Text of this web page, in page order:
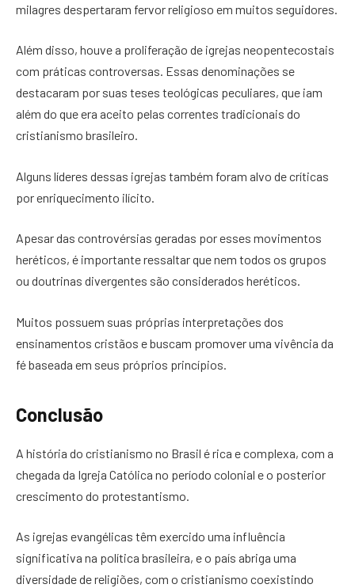
milagres despertaram fervor religioso em muitos seguidores.
Além disso, houve a proliferação de igrejas neopentecostais
com práticas controversas. Essas denominações se
destacaram por suas teses teológicas peculiares, que iam
além do que era aceito pelas correntes tradicionais do
cristianismo brasileiro.
Alguns líderes dessas igrejas também foram alvo de críticas
por enriquecimento ilícito.
Apesar das controvérsias geradas por esses movimentos
heréticos, é importante ressaltar que nem todos os grupos
ou doutrinas divergentes são considerados heréticos.
Muitos possuem suas próprias interpretações dos
ensinamentos cristãos e buscam promover uma vivência da
fé baseada em seus próprios princípios.
Conclusão
A história do cristianismo no Brasil é rica e complexa, com a
chegada da Igreja Católica no período colonial e o posterior
crescimento do protestantismo.
As igrejas evangélicas têm exercido uma influência
significativa na política brasileira, e o país abriga uma
diversidade de religiões, com o cristianismo coexistindo